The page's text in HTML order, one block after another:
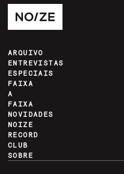
ARQUIVO
ENTREVISTAS
ESPECIAIS
FAIXA
A
FAIXA
NOVIDADES
NOIZE
RECORD
CLUB
SOBRE